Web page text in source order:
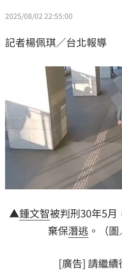
2025/08/02 22:55:00
記者楊佩琪／台北報導
▲鍾文智被判刑30年5月
棄保潛逃 。（
[廣告] 請繼